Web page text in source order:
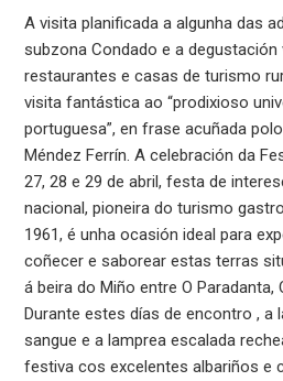
A visita planificada a algunha das
subzona Condado e a
restaurantes e casas de turismo
visita fantástica ao “prodixioso
portuguesa”, en frase acuñada
Méndez Ferrín. A celebración da
27, 28 e 29 de abril, festa de
nacional, pioneira do turismo
1961, é unha ocasión ideal para
coñecer e saborear estas terras
á beira do Miño entre O Paradanta,
Durante estes días de encontro , a
sangue e a lamprea escalada
festiva cos excelentes albariños e